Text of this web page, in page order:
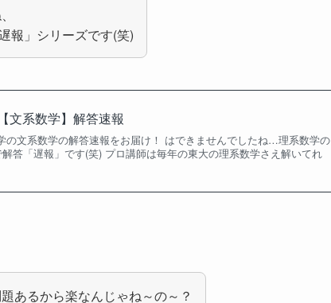
報」シリーズです(笑)
文系数学】解答速報
の文系数学の解答速報をお届け！ はできませんでしたね…理系数学の
答「遅報」です(笑) プロ講師は毎年の東大の理系数学さえ解いてれ
あるから楽なんじゃね～の～？